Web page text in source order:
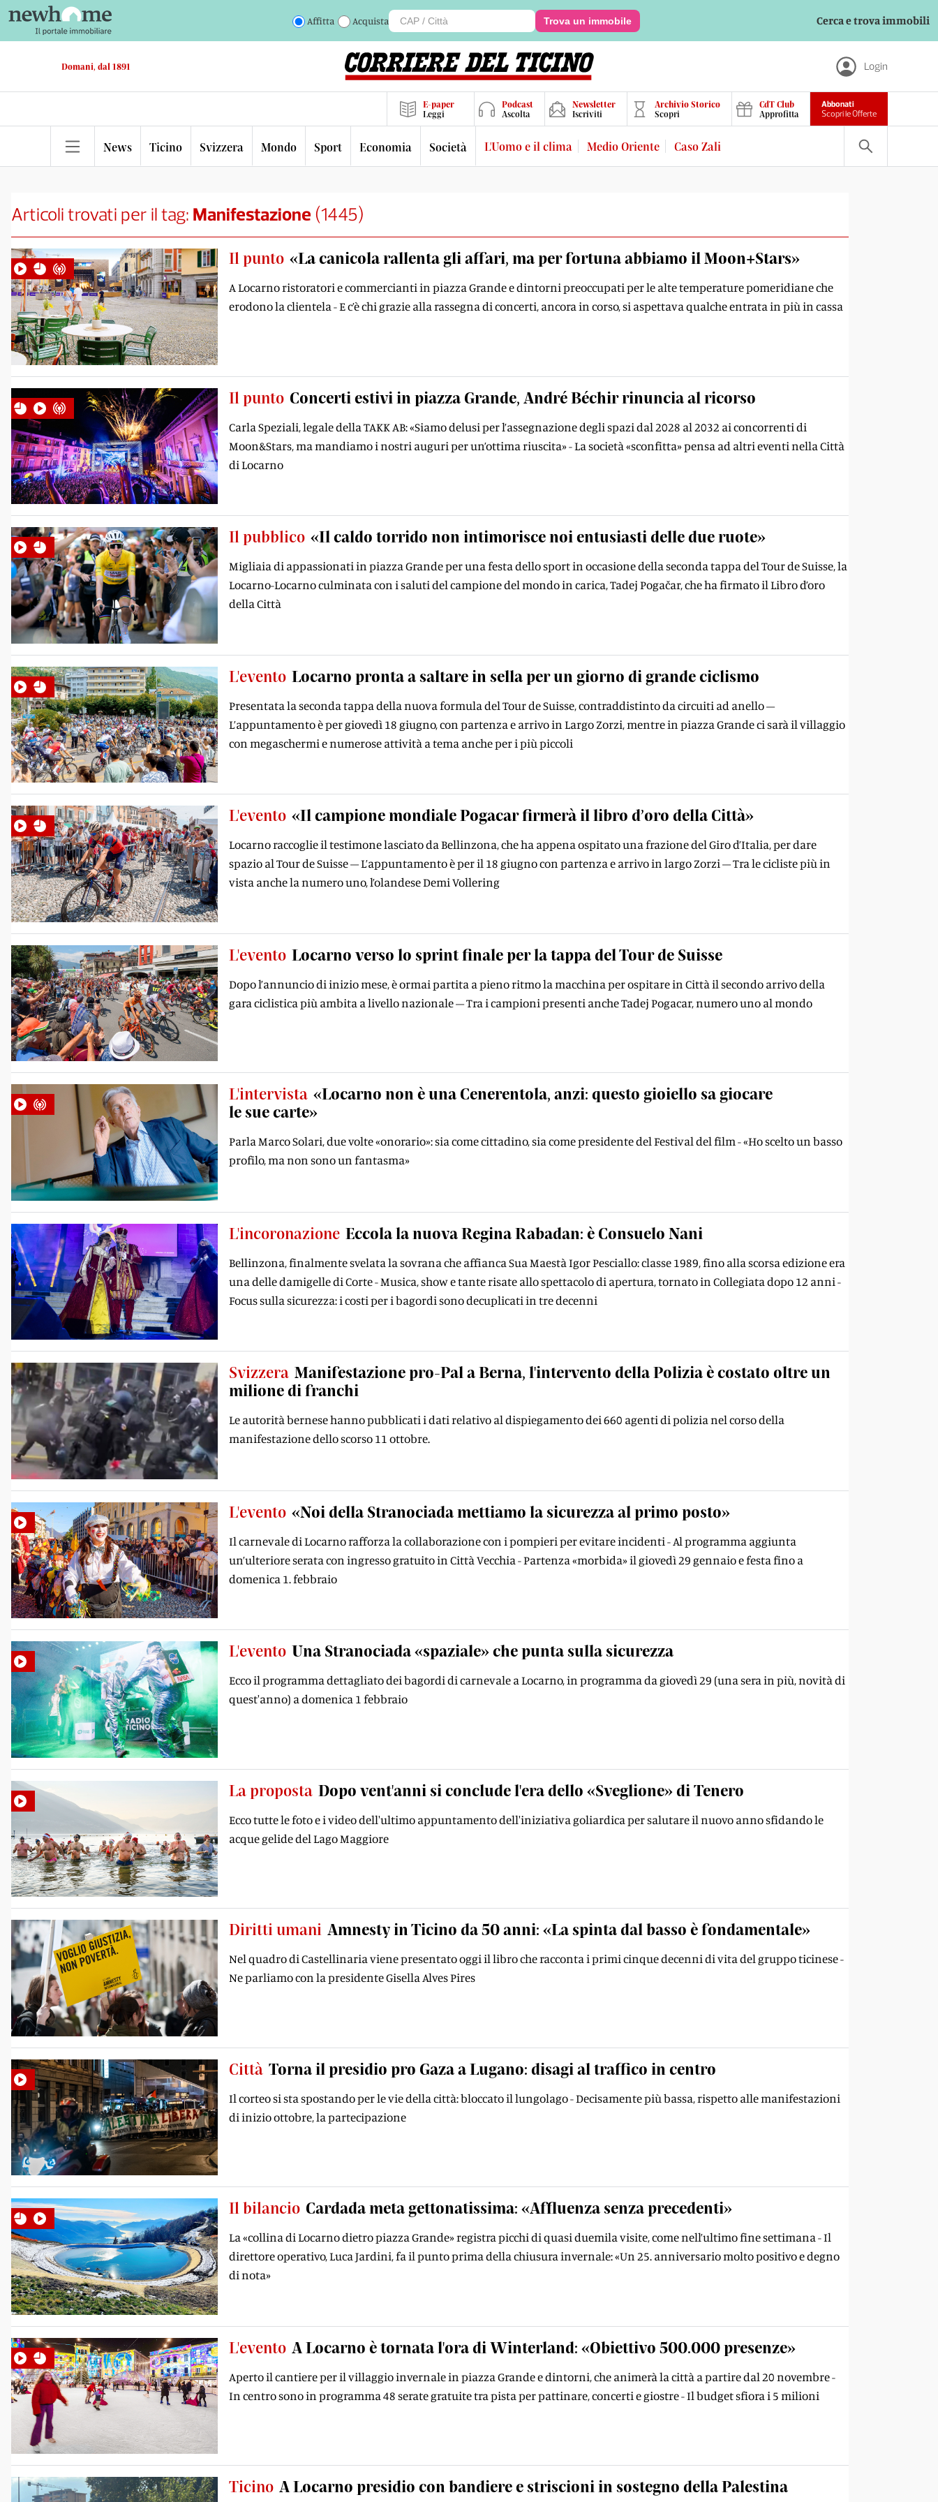
Affitta Acquista Trova un immobile Cerca e trova immobili
Domani, dal 1891 Login
E-paper
Leggi
Podcast
Ascolta
Newsletter
Iscriviti
Archivio Storico
Scopri
CdT Club
Approfitta
Abbonati
Scopri le Offerte
News Ticino Svizzera Mondo Sport Economia Società L'Uomo e il clima Medio Oriente Caso Zali
Articoli trovati per il tag: Manifestazione (1445)
Il punto «La canicola rallenta gli affari, ma per fortuna abbiamo il Moon+Stars»
A Locarno ristoratori e commercianti in piazza Grande e dintorni preoccupati per le alte temperature pomeridiane che
erodono la clientela - E c’è chi grazie alla rassegna di concerti, ancora in corso, si aspettava qualche entrata in più in cassa
Il punto Concerti estivi in piazza Grande, André Béchir rinuncia al ricorso
Carla Speziali, legale della TAKK AB: «Siamo delusi per l’assegnazione degli spazi dal 2028 al 2032 ai concorrenti di
Moon&Stars, ma mandiamo i nostri auguri per un’ottima riuscita» - La società «sconfitta» pensa ad altri eventi nella Città
di Locarno
Il pubblico «Il caldo torrido non intimorisce noi entusiasti delle due ruote»
Migliaia di appassionati in piazza Grande per una festa dello sport in occasione della seconda tappa del Tour de Suisse, la
Locarno-Locarno culminata con i saluti del campione del mondo in carica, Tadej Pogačar, che ha firmato il Libro d’oro
della Città
L'evento Locarno pronta a saltare in sella per un giorno di grande ciclismo
Presentata la seconda tappa della nuova formula del Tour de Suisse, contraddistinto da circuiti ad anello –
L’appuntamento è per giovedì 18 giugno, con partenza e arrivo in Largo Zorzi, mentre in piazza Grande ci sarà il villaggio
con megaschermi e numerose attività a tema anche per i più piccoli
L'evento «Il campione mondiale Pogacar ﬁrmerà il libro d’oro della Città»
Locarno raccoglie il testimone lasciato da Bellinzona, che ha appena ospitato una frazione del Giro d’Italia, per dare
spazio al Tour de Suisse – L’appuntamento è per il 18 giugno con partenza e arrivo in largo Zorzi – Tra le cicliste più in
vista anche la numero uno, l’olandese Demi Vollering
L'evento Locarno verso lo sprint ﬁnale per la tappa del Tour de Suisse
Dopo l’annuncio di inizio mese, è ormai partita a pieno ritmo la macchina per ospitare in Città il secondo arrivo della
gara ciclistica più ambita a livello nazionale – Tra i campioni presenti anche Tadej Pogacar, numero uno al mondo
L'intervista «Locarno non è una Cenerentola, anzi: questo gioiello sa giocare
le sue carte»
Parla Marco Solari, due volte «onorario»: sia come cittadino, sia come presidente del Festival del film - «Ho scelto un basso
profilo, ma non sono un fantasma»
L'incoronazione Eccola la nuova Regina Rabadan: è Consuelo Nani
Bellinzona, finalmente svelata la sovrana che affianca Sua Maestà Igor Pesciallo: classe 1989, fino alla scorsa edizione era
una delle damigelle di Corte - Musica, show e tante risate allo spettacolo di apertura, tornato in Collegiata dopo 12 anni -
Focus sulla sicurezza: i costi per i bagordi sono decuplicati in tre decenni
Svizzera Manifestazione pro-Pal a Berna, l'intervento della Polizia è costato oltre un
milione di franchi
Le autorità bernese hanno pubblicati i dati relativo al dispiegamento dei 660 agenti di polizia nel corso della
manifestazione dello scorso 11 ottobre.
L'evento «Noi della Stranociada mettiamo la sicurezza al primo posto»
Il carnevale di Locarno rafforza la collaborazione con i pompieri per evitare incidenti - Al programma aggiunta
un’ulteriore serata con ingresso gratuito in Città Vecchia - Partenza «morbida» il giovedì 29 gennaio e festa fino a
domenica 1. febbraio
L'evento Una Stranociada «spaziale» che punta sulla sicurezza
Ecco il programma dettagliato dei bagordi di carnevale a Locarno, in programma da giovedì 29 (una sera in più, novità di
quest'anno) a domenica 1 febbraio
La proposta Dopo vent'anni si conclude l'era dello «Sveglione» di Tenero
Ecco tutte le foto e i video dell'ultimo appuntamento dell'iniziativa goliardica per salutare il nuovo anno sfidando le
acque gelide del Lago Maggiore
Diritti umani Amnesty in Ticino da 50 anni: «La spinta dal basso è fondamentale»
Nel quadro di Castellinaria viene presentato oggi il libro che racconta i primi cinque decenni di vita del gruppo ticinese -
Ne parliamo con la presidente Gisella Alves Pires
Città Torna il presidio pro Gaza a Lugano: disagi al traffico in centro
Il corteo si sta spostando per le vie della città: bloccato il lungolago - Decisamente più bassa, rispetto alle manifestazioni
di inizio ottobre, la partecipazione
Il bilancio Cardada meta gettonatissima: «Afﬂuenza senza precedenti»
La «collina di Locarno dietro piazza Grande» registra picchi di quasi duemila visite, come nell’ultimo fine settimana - Il
direttore operativo, Luca Jardini, fa il punto prima della chiusura invernale: «Un 25. anniversario molto positivo e degno
di nota»
L'evento A Locarno è tornata l'ora di Winterland: «Obiettivo 500.000 presenze»
Aperto il cantiere per il villaggio invernale in piazza Grande e dintorni, che animerà la città a partire dal 20 novembre -
In centro sono in programma 48 serate gratuite tra pista per pattinare, concerti e giostre - Il budget sfiora i 5 milioni
Ticino A Locarno presidio con bandiere e striscioni in sostegno della Palestina